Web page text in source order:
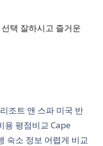
택 잘하시고 즐거운
조트 앤 스파 미국 반
용 평점비교 Cape
숙소 정보 어렵게 비교